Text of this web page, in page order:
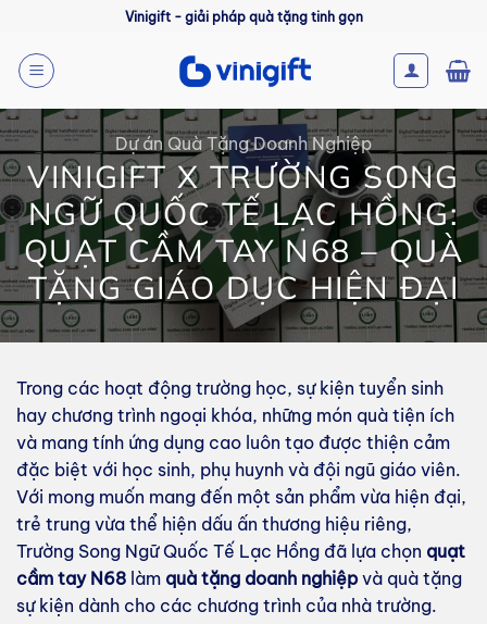
nội
dung
Vinigift - giải pháp quà tặng tinh gọn
Dự án Quà Tặng Doanh Nghiệp
VINIGIFT X TRƯỜNG SONG
NGỮ QUỐC TẾ LẠC HỒNG:
QUẠT CẦM TAY N68 – QUÀ
TẶNG GIÁO DỤC HIỆN ĐẠI
Trong các hoạt động trường học, sự kiện tuyển sinh
hay chương trình ngoại khóa, những món quà tiện ích
và mang tính ứng dụng cao luôn tạo được thiện cảm
đặc biệt với học sinh, phụ huynh và đội ngũ giáo viên.
Với mong muốn mang đến một sản phẩm vừa hiện đại,
trẻ trung vừa thể hiện dấu ấn thương hiệu riêng,
Trường Song Ngữ Quốc Tế Lạc Hồng đã lựa chọn quạt
cầm tay N68 làm quà tặng doanh nghiệp và quà tặng
sự kiện dành cho các chương trình của nhà trường.